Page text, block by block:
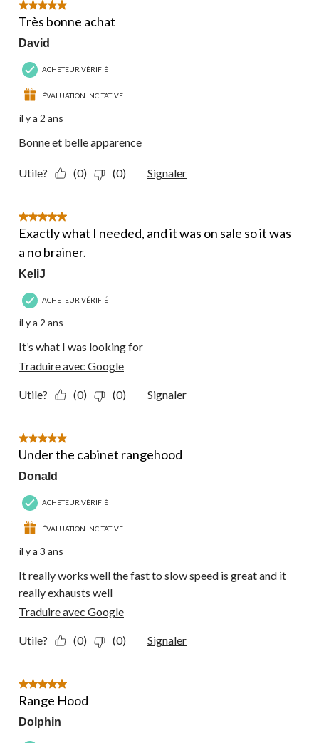
14
commentaire.
5 étoile(s) sur 5.
Très bonne achat
David
ACHETEUR VÉRIFIÉ
ÉVALUATION INCITATIVE
il y a 2 ans
Bonne et belle apparence
Utile? (0) (0) Signaler
5 étoile(s) sur 5.
Exactly what I needed, and it was on sale so it was
a no brainer.
KeliJ
ACHETEUR VÉRIFIÉ
il y a 2 ans
It’s what I was looking for
Traduire avec Google
Utile? (0) (0) Signaler
5 étoile(s) sur 5.
Under the cabinet rangehood
Donald
ACHETEUR VÉRIFIÉ
ÉVALUATION INCITATIVE
il y a 3 ans
It really works well the fast to slow speed is great and it
really exhausts well
Traduire avec Google
Utile? (0) (0) Signaler
5 étoile(s) sur 5.
Range Hood
Dolphin